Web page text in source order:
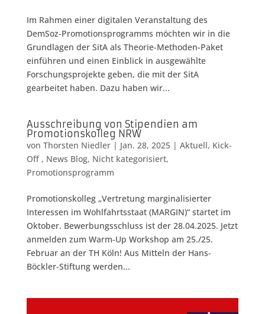
Im Rahmen einer digitalen Veranstaltung des
DemSoz-Promotionsprogramms möchten wir in die
Grundlagen der SitA als Theorie-Methoden-Paket
einführen und einen Einblick in ausgewählte
Forschungsprojekte geben, die mit der SitA
gearbeitet haben. Dazu haben wir...
Ausschreibung von Stipendien am
Promotionskolleg NRW
von Thorsten Niedler| Jan. 28, 2025| Aktuell, Kick-
Off , News Blog, Nicht kategorisiert,
Promotionsprogramm
Promotionskolleg „Vertretung marginalisierter
Interessen im Wohlfahrtsstaat (MARGIN)“ startet im
Oktober. Bewerbungsschluss ist der 28.04.2025. Jetzt
anmelden zum Warm-Up Workshop am 25./25.
Februar an der TH Köln! Aus Mitteln der Hans-
Böckler-Stiftung werden...